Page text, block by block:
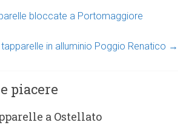
bloccate a Portomaggiore
in alluminio Poggio Renatico →
piacere
a Ostellato